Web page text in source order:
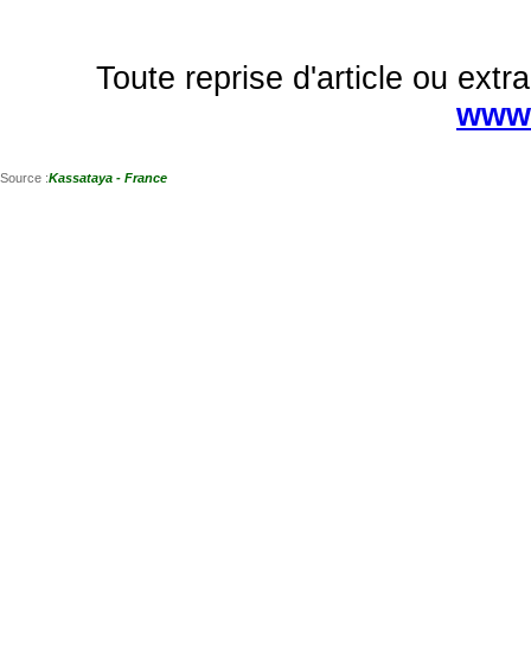
Toute reprise d'article ou
Source :Kassataya - France